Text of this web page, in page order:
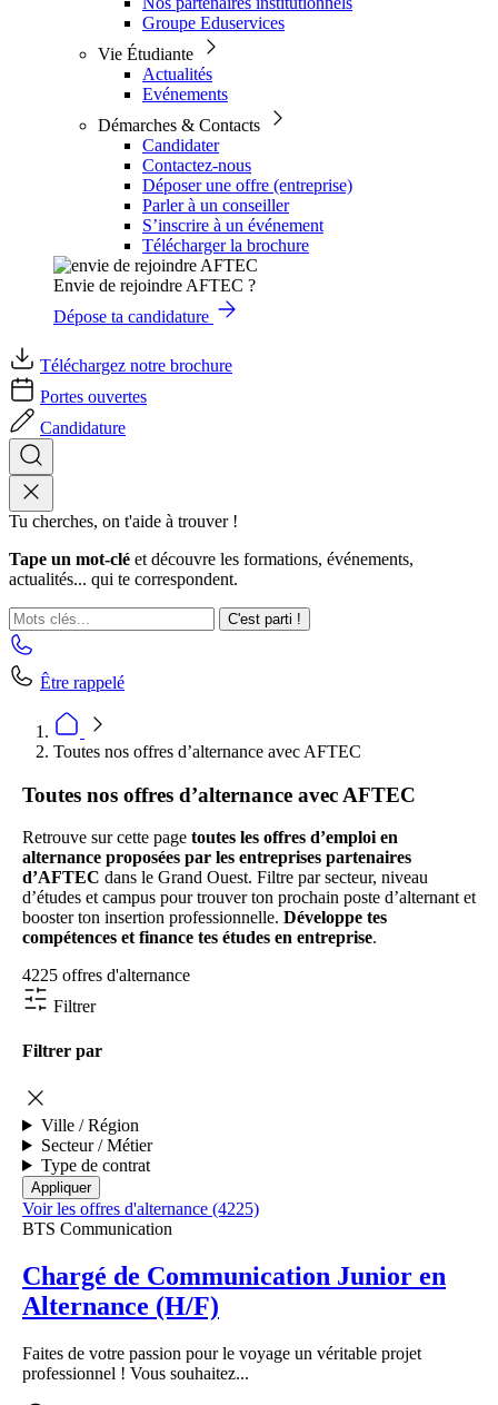
Groupe Eduservices
Vie Étudiante
Actualités
Evénements
Démarches & Contacts
Candidater
Contactez-nous
Déposer une offre (entreprise)
Parler à un conseiller
S’inscrire à un événement
Télécharger la brochure
Envie de rejoindre AFTEC ?
Dépose ta candidature
Téléchargez notre brochure
Portes ouvertes
Candidature
Tu cherches, on t'aide à trouver !
Tape un mot-clé et découvre les formations, événements,
actualités... qui te correspondent.
C'est parti !
Être rappelé
Toutes nos offres d’alternance avec AFTEC
Toutes nos offres d’alternance avec AFTEC
Retrouve sur cette page toutes les offres d’emploi en
alternance proposées par les entreprises partenaires
d’AFTEC dans le Grand Ouest. Filtre par secteur, niveau
d’études et campus pour trouver ton prochain poste d’alternant et
booster ton insertion professionnelle. Développe tes
compétences et finance tes études en entreprise.
4225 offres d'alternance
Filtrer
Filtrer par
Ville / Région
Secteur / Métier
Type de contrat
Voir les offres d'alternance (4225)
BTS Communication
Chargé de Communication Junior en
Alternance (H/F)
Faites de votre passion pour le voyage un véritable projet
professionnel ! Vous souhaitez...